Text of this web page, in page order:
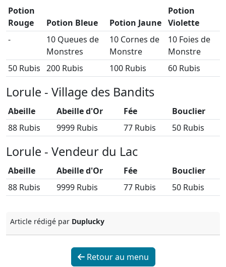
Potion
Rouge
Potion Bleue Potion Jaune
Potion
Violette
-
10 Queues de
Monstres
10 Cornes de
Monstre
10 Foies de
Monstre
50 Rubis 200 Rubis 100 Rubis 60 Rubis
Lorule - Village des Bandits
Abeille Abeille d'Or Fée
Bouclier
88 Rubis
9999 Rubis 77 Rubis 50 Rubis
Lorule - Vendeur du Lac
Abeille Abeille d'Or Fée
Bouclier
88 Rubis
9999 Rubis 77 Rubis 50 Rubis
Article rédigé par Duplucky
Retour au menu